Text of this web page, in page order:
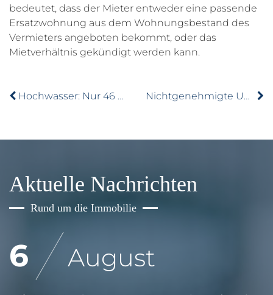
bedeutet, dass der Mieter entweder eine passende
Ersatzwohnung aus dem Wohnungsbestand des
Vermieters angeboten bekommt, oder das
Mietverhältnis gekündigt werden kann.
Hochwasser: Nur 46 Prozent aller Privathäuser sind versichert Nichtgenehmigte Untervermietung rechtfertigt Kündigung
Aktuelle Nachrichten
Rund um die Immobilie
6 August